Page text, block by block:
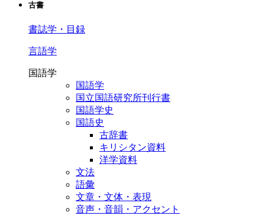
古書
書誌学・目録
言語学
国語学
国語学
国立国語研究所刊行書
国語学史
国語史
古辞書
キリシタン資料
洋学資料
文法
語彙
文章・文体・表現
音声・音韻・アクセント